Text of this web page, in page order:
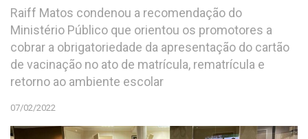
Raiff Matos condenou a recomendação do
Ministério Público que orientou os promotores a
cobrar a obrigatoriedade da apresentação do cartão
de vacinação no ato de matrícula, rematrícula e
retorno ao ambiente escolar
07/02/2022